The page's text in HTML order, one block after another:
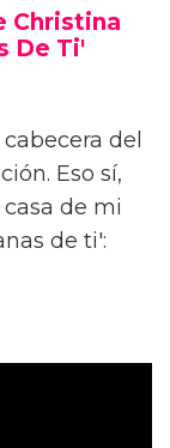
Christina
De Ti'
del
Eso sí,
de mi
de ti':